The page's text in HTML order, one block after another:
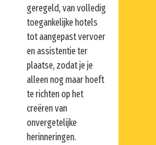
geregeld, van volledig
toegankelijke hotels
tot aangepast vervoer
en assistentie ter
plaatse, zodat je je
alleen nog maar hoeft
te richten op het
creëren van
onvergetelijke
herinneringen.